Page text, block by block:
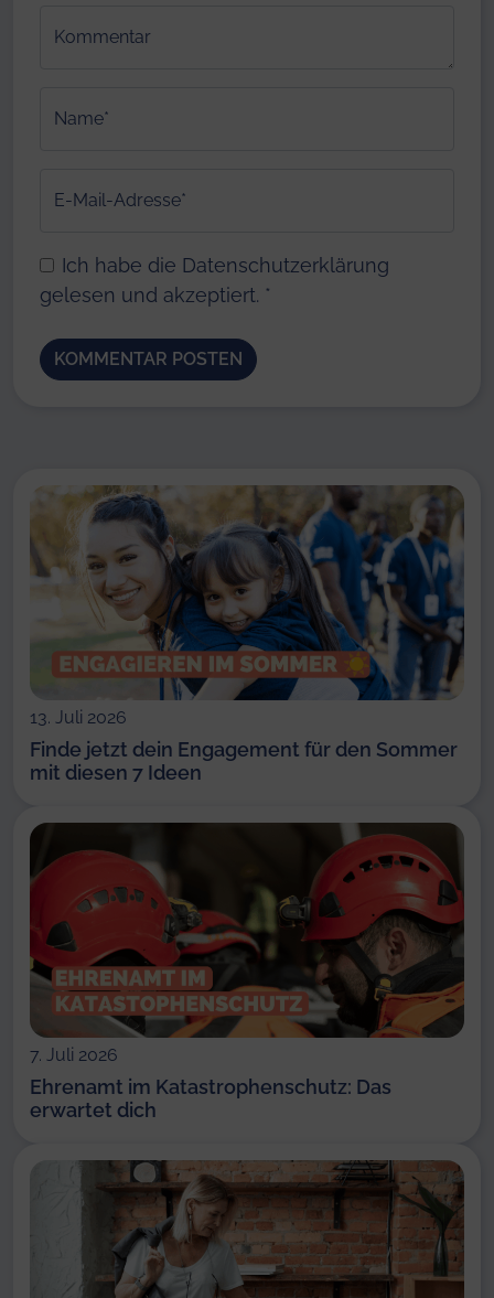
Kommentar
Name*
E-Mail-Adresse*
Ich habe die Datenschutzerklärung
gelesen und akzeptiert. *
13. Juli 2026
Finde jetzt dein Engagement für den Sommer
mit diesen 7 Ideen
7. Juli 2026
Ehrenamt im Katastrophenschutz: Das
erwartet dich